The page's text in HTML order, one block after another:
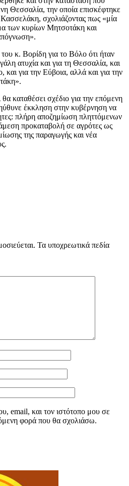
Θεσσαλία, την οποία επισκέφτηκε
σχολιάζοντας πως «μία
των κυρίων Μητσοτάκη και
κ. Βορίδη για το Βόλο ότι ήταν
ατυχία και για τη Θεσσαλία, και
και για την Εύβοια, αλλά και για την
καταθέσει σχέδιο για την επόμενη
έκκληση στην κυβέρνηση να
πλήρη αποζημίωση πληττόμενων
προκαταβολή σε αγρότες ως
της παραγωγής και νέα
Τα υποχρεωτικά πεδία
email, και τον ιστότοπο μου σε
φορά που θα σχολιάσω.